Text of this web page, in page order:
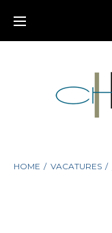
HOME / VACATURES /